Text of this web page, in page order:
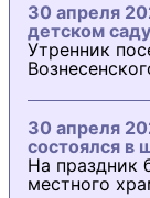
30 апреля
детском
Утренник
30 апреля
состоялся в
На праздник
местного